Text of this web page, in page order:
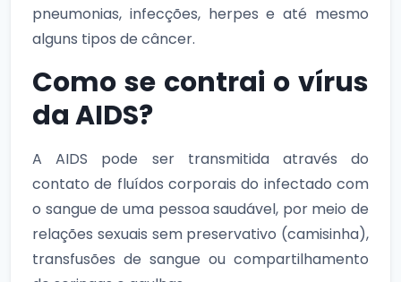
pneumonias, infecções, herpes e até mesmo
alguns tipos de câncer.
Como se contrai o vírus
da AIDS?
A AIDS pode ser transmitida através do
contato de fluídos corporais do infectado com
o sangue de uma pessoa saudável, por meio de
relações sexuais sem preservativo (camisinha),
transfusões de sangue ou compartilhamento